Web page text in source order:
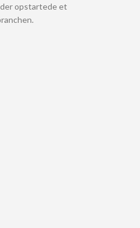
opstartede et